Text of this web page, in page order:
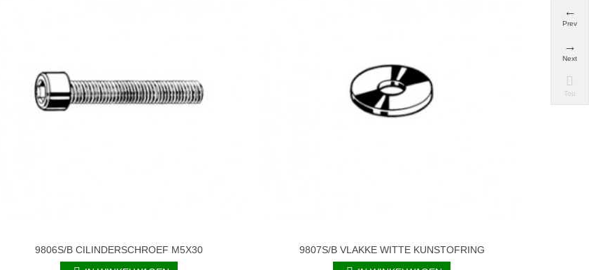
9806S/B CILINDERSCHROEF M5X30
9807S/B VLAKKE WITTE KUNSTOFRING
Prev
Next
Top